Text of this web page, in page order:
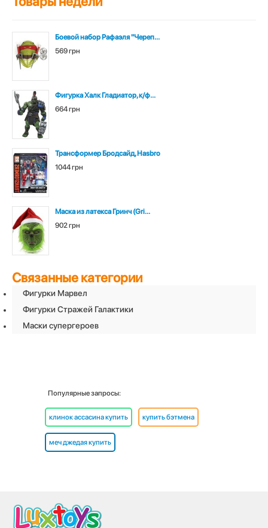
Боевой набор Рафаэля "Череп...
569 грн
Фигурка Халк Гладиатор, к/ф...
664 грн
Трансформер Бродсайд, Hasbro
1044 грн
Маска из латекса Гринч (Gri...
902 грн
Связанные категории
Фигурки Марвел
Фигурки Стражей Галактики
Маски супергероев
Популярные запросы:
клинок ассасина купить купить бэтмена
меч джедая купить